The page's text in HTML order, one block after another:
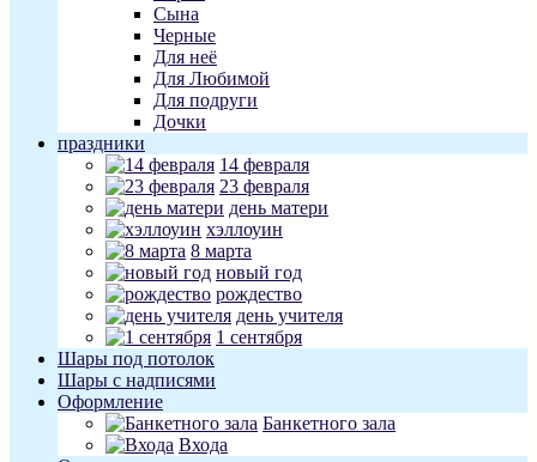
Сына
Черные
Для неё
Для Любимой
Для подруги
Дочки
праздники
14 февраля
23 февраля
день матери
хэллоуин
8 марта
новый год
рождество
день учителя
1 сентября
Шары под потолок
Шары с надписями
Оформление
Банкетного зала
Входа